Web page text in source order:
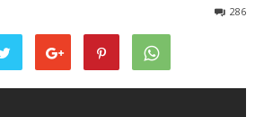
286